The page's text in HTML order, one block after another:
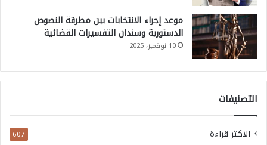
موعد إجراء الانتخابات بين مطرقة النصوص
الدستورية وسندان التفسيرات القضائية
10 نوفمبر، 2025
التصنيفات
الاكثر قراءة 607